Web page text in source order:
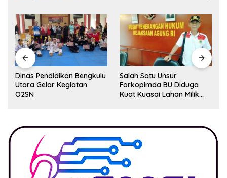
Dinas Pendidikan Bengkulu
Utara Gelar Kegiatan
O2SN
Salah Satu Unsur
Forkopimda BU Diduga
Kuat Kuasai Lahan Milik